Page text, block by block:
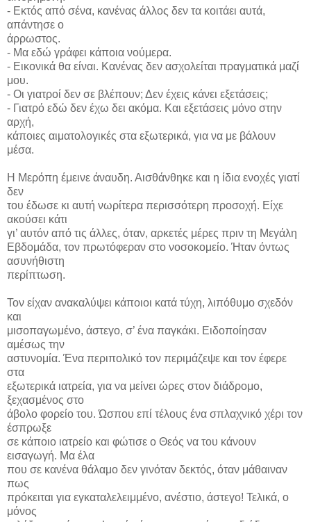
- Εκτός από σένα, κανένας άλλος δεν τα κοιτάει αυτά,
απάντησε ο
άρρωστος.
- Μα εδώ γράφει κάποια νούμερα.
- Εικονικά θα είναι. Κανένας δεν ασχολείται πραγματικά μαζί
μου.
- Οι γιατροί δεν σε βλέπουν; Δεν έχεις κάνει εξετάσεις;
- Γιατρό εδώ δεν έχω δει ακόμα. Και εξετάσεις μόνο στην
αρχή,
κάποιες αιματολογικές στα εξωτερικά, για να με βάλουν
μέσα.
Η Μερόπη έμεινε άναυδη. Αισθάνθηκε και η ίδια ενοχές γιατί
δεν
του έδωσε κι αυτή νωρίτερα περισσότερη προσοχή. Είχε
ακούσει κάτι
γι’ αυτόν από τις άλλες, όταν, αρκετές μέρες πριν τη Μεγάλη
Εβδομάδα, τον πρωτόφεραν στο νοσοκομείο. Ήταν όντως
ασυνήθιστη
περίπτωση.
Τον είχαν ανακαλύψει κάποιοι κατά τύχη, λιπόθυμο σχεδόν
και
μισοπαγωμένο, άστεγο, σ’ ένα παγκάκι. Ειδοποίησαν
αμέσως την
αστυνομία. Ένα περιπολικό τον περιμάζεψε και τον έφερε
στα
εξωτερικά ιατρεία, για να μείνει ώρες στον διάδρομο,
ξεχασμένος στο
άβολο φορείο του. Ώσπου επί τέλους ένα σπλαχνικό χέρι τον
έσπρωξε
σε κάποιο ιατρείο και φώτισε ο Θεός να του κάνουν
εισαγωγή. Μα έλα
που σε κανένα θάλαμο δεν γινόταν δεκτός, όταν μάθαιναν
πως
πρόκειται για εγκαταλελειμμένο, ανέστιο, άστεγο! Τελικά, ο
μόνος